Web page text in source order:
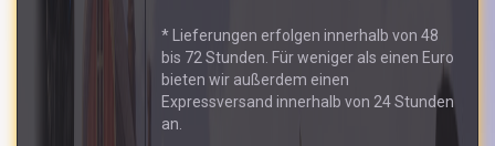
* Lieferungen erfolgen innerhalb von 48
bis 72 Stunden. Für weniger als einen Euro
bieten wir außerdem einen
Expressversand innerhalb von 24 Stunden
an.